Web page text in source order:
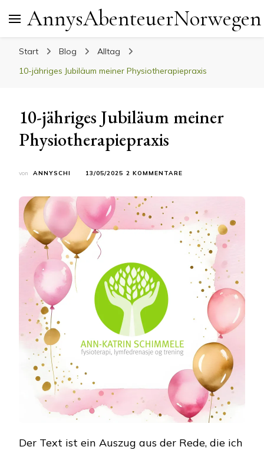
AnnysAbenteuerNorwegen
Start Blog
Alltag
10-jähriges Jubiläum meiner Physiotherapiepraxis
10-jähriges Jubiläum meiner
Physiotherapiepraxis
von ANNYSCHI 13/05/2025 2 KOMMENTARE
MEINER
Der Text ist ein Auszug aus der Rede, die ich